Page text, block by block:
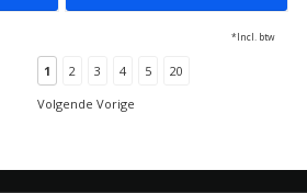
*Incl. btw
1 2 3 4 5
20
Volgende Vorige